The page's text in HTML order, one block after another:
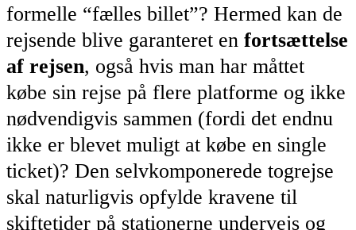
formelle “fælles billet”? Hermed kan de
rejsende blive garanteret en fortsættelse
af rejsen, også hvis man har måttet
købe sin rejse på flere platforme og ikke
nødvendigvis sammen (fordi det endnu
ikke er blevet muligt at købe en single
ticket)? Den selvkomponerede togrejse
skal naturligvis opfylde kravene til
skiftetider på stationerne undervejs og